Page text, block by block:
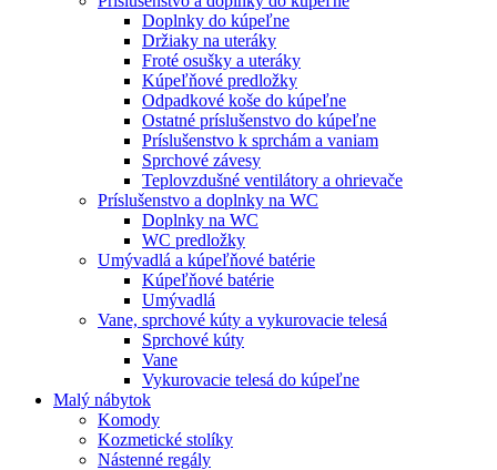
Doplnky do kúpeľne
Držiaky na uteráky
Froté osušky a uteráky
Kúpeľňové predložky
Odpadkové koše do kúpeľne
Ostatné príslušenstvo do kúpeľne
Príslušenstvo k sprchám a vaniam
Sprchové závesy
Teplovzdušné ventilátory a ohrievače
Príslušenstvo a doplnky na WC
Doplnky na WC
WC predložky
Umývadlá a kúpeľňové batérie
Kúpeľňové batérie
Umývadlá
Vane, sprchové kúty a vykurovacie telesá
Sprchové kúty
Vane
Vykurovacie telesá do kúpeľne
Malý nábytok
Komody
Kozmetické stolíky
Nástenné regály